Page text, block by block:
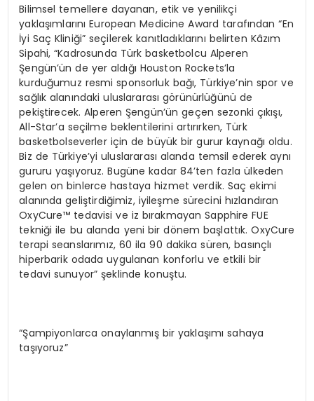
Bilimsel temellere dayanan, etik ve yenilikçi
yaklaşımlarını European Medicine Award tarafından “En
İyi Saç Kliniği” seçilerek kanıtladıklarını belirten Kâzım
Sipahi, “Kadrosunda Türk basketbolcu Alperen
Şengün’ün de yer aldığı Houston Rockets’la
kurduğumuz resmi sponsorluk bağı, Türkiye’nin spor ve
sağlık alanındaki uluslararası görünürlüğünü de
pekiştirecek. Alperen Şengün’ün geçen sezonki çıkışı,
All-Star’a seçilme beklentilerini artırırken, Türk
basketbolseverler için de büyük bir gurur kaynağı oldu.
Biz de Türkiye’yi uluslararası alanda temsil ederek aynı
gururu yaşıyoruz. Bugüne kadar 84’ten fazla ülkeden
gelen on binlerce hastaya hizmet verdik. Saç ekimi
alanında geliştirdiğimiz, iyileşme sürecini hızlandıran
OxyCure™ tedavisi ve iz bırakmayan Sapphire FUE
tekniği ile bu alanda yeni bir dönem başlattık. OxyCure
terapi seanslarımız, 60 ila 90 dakika süren, basınçlı
hiperbarik odada uygulanan konforlu ve etkili bir
tedavi sunuyor” şeklinde konuştu.
“Şampiyonlarca onaylanmış bir yaklaşımı sahaya
taşıyoruz”